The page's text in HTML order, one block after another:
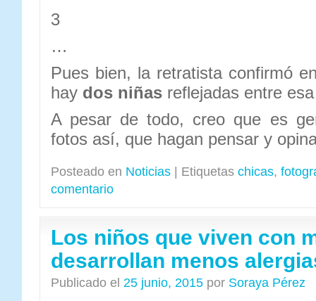
3
…
Pues bien, la retratista confirmó
hay dos niñas reflejadas entre
A pesar de todo, creo que es
fotos así, que hagan pensar y
Posteado en Noticias Etiquetas chicas,
comentario
Los niños que viven con
desarrollan menos
Publicado el 25 junio, 2015 por Soraya Pérez